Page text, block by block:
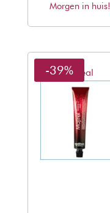
was:
is:
Morgen in huis!
L'oreal
-39%